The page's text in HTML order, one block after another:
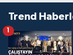
Trend
1